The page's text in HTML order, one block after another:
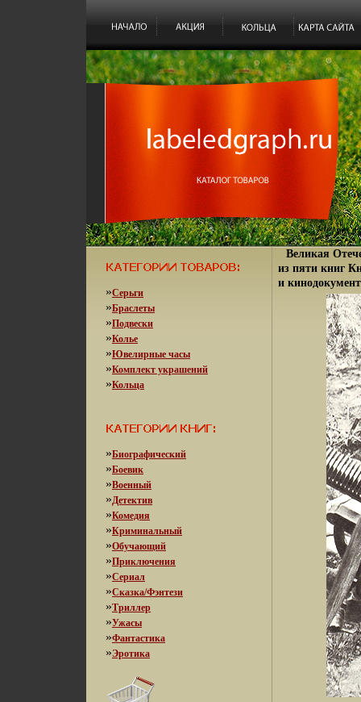
»Серьги
»Браслеты
»Подвески
»Колье
»Ювелирные часы
»Комплект украшений
»Кольца
»Биографический
»Боевик
»Военный
»Детектив
»Комедия
»Криминальный
»Обучающий
»Приключения
»Сериал
»Сказка/Фэнтези
»Триллер
»Ужасы
»Фантастика
»Эротика
Великая
из пяти книг
и